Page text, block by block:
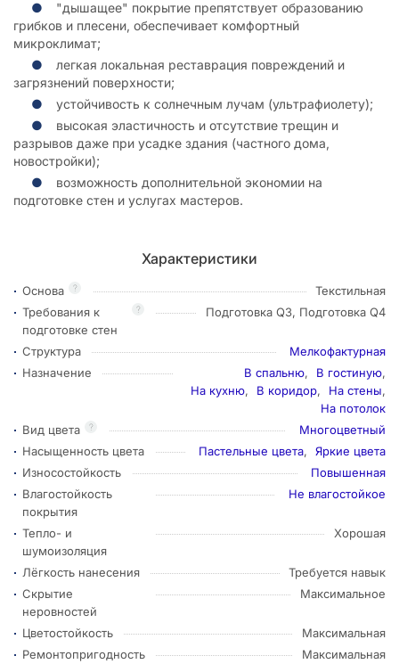
"дышащее" покрытие препятствует образованию
грибков и плесени, обеспечивает комфортный
микроклимат;
легкая локальная реставрация повреждений и
загрязнений поверхности;
устойчивость к солнечным лучам (ультрафиолету);
высокая эластичность и отсутствие трещин и
разрывов даже при усадке здания (частного дома,
новостройки);
возможность дополнительной экономии на
подготовке стен и услугах мастеров.
Характеристики
?
Основа Текстильная
?
Требования к
подготовке стен
Подготовка Q3, Подготовка Q4
Структура
Мелкофактурная
Назначение
В спальню, В гостиную,
На кухню, В коридор, На стены,
На потолок
?
Вид цвета
Многоцветный
Насыщенность цвета
Пастельные цвета,
Яркие цвета
Износостойкость
Повышенная
Влагостойкость
покрытия
Не влагостойкое
Тепло- и
шумоизоляция
Хорошая
Лёгкость нанесения
Требуется навык
Скрытие
неровностей
Максимальное
Цветостойкость
Максимальная
Ремонтопригодность
Максимальная